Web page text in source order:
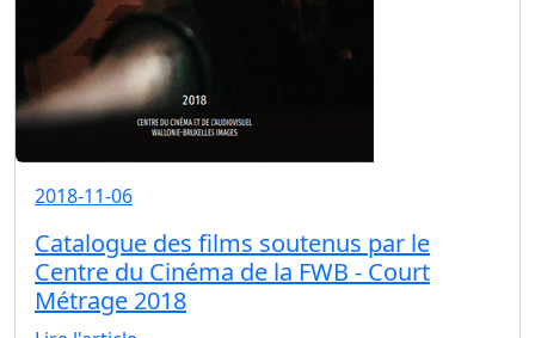
2018-11-06
Catalogue des films soutenus par le
Centre du Cinéma de la FWB - Court
Métrage 2018